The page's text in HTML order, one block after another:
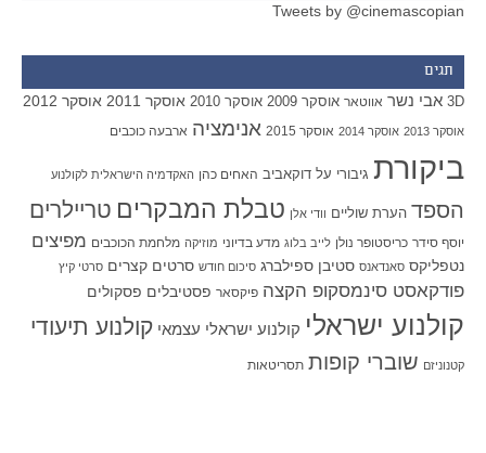
Tweets by @cinemascopian
תגים
3D אבי נשר אווטאר אוסקר 2009 אוסקר 2010 אוסקר 2011 אוסקר 2012
אוסקר 2013 אוסקר 2014 אוסקר 2015 אנימציה ארבעה כוכבים
ביקורת גיבורי על דוקאביב האחים כהן האקדמיה הישראלית לקולנוע
הספד הערת שוליים וודי אלן טבלת המבקרים טריילרים
יוסף סידר כריסטופר נולן לייב בלוג מדע בדיוני מוזיקה מלחמת הכוכבים מפיצים
נטפליקס סאנדאנס סטיבן ספילברג סיכום חודש סרטים קצרים סרטי קיץ
פודקאסט סינמסקופ הקצה פיקסאר פסטיבלים פסקולים
קולנוע ישראלי קולנוע ישראלי עצמאי קולנוע תיעודי
קטנוניזם שוברי קופות תסריטאות